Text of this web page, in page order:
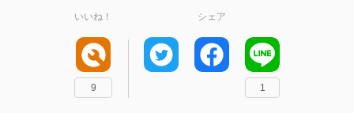
いいね！
9
シェア
1